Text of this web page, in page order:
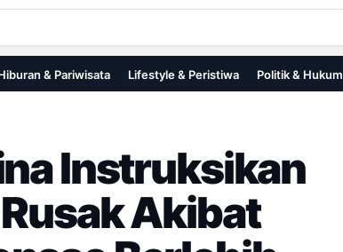
& Pariwisata Lifestyle & Peristiwa Politik & Hukum
Instruksikan
Akibat